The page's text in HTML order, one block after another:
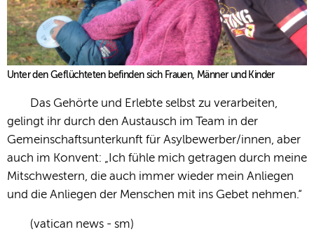
Unter den Geflüchteten befinden sich Frauen, Männer und Kinder
Das Gehörte und Erlebte selbst zu verarbeiten,
gelingt ihr durch den Austausch im Team in der
Gemeinschaftsunterkunft für Asylbewerber/innen, aber
auch im Konvent: „Ich fühle mich getragen durch meine
Mitschwestern, die auch immer wieder mein Anliegen
und die Anliegen der Menschen mit ins Gebet nehmen.“
(vatican news - sm)